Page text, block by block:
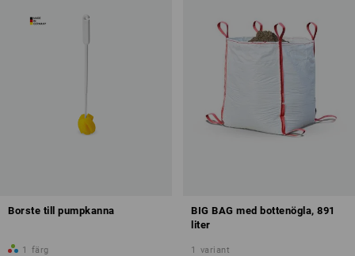
Borste till pumpkanna
1 färg
BIG BAG med bottenögla, 891
liter
1 variant